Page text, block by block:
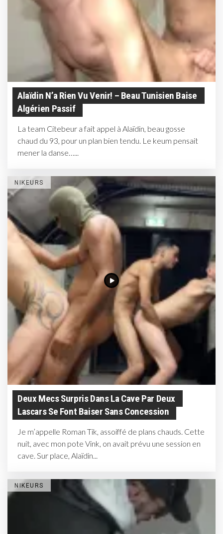
Alaïdin N’a Rien Vu Venir! – Beau Tunisien Baise
Algérien Passif
La team Citebeur a fait appel à Alaïdin, beau gosse
chaud du 93, pour un plan bien tendu. Le keum pensait
mener la danse…...
NIKEURS
Deux Mecs Surpris Dans La Cave Par Deux
Lascars Se Font Baiser Sans Concession
Je m’appelle Roman Tik, assoiffé de plans chauds. Cette
nuit, avec mon pote Vink, on avait prévu une session en
cave. Sur place, Alaïdin...
NIKEURS